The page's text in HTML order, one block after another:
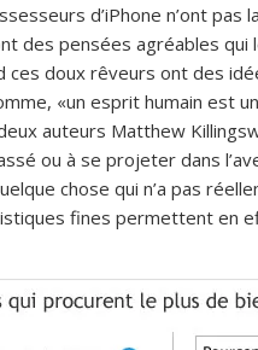
d’iPhone n’ont
des pensées agréables
ces doux rêveurs ont des
«un esprit humain est
auteurs Matthew
ou à se projeter dans
chose qui n’a pas
fines permettent en